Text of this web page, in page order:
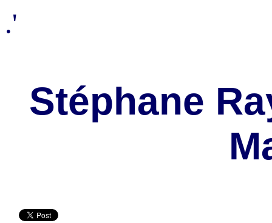
.'
Stéphane